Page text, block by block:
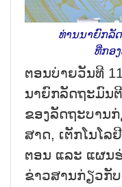
ທ່ານ​ນາ​ຍົກ​ລັ
ທີ່ກອ
ຕອນ​ບ່າຍ​ວັນ​ທີ
ນາ​ຍົກ​ລັດ​ຖະ​ມົນ​
ຂອງ​ລັດ​ຖະ​ບານ​
ສາດ, ເຕັກ​ໂນ​ໂ
ຕອນ ແລະ ແຜນ​
ຂ່າວ​ສານ​ກ່ຽວ​ກັ